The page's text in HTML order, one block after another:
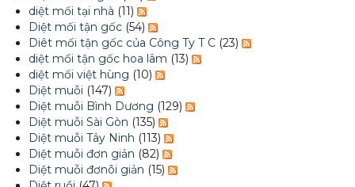
diệt mối tại nhà (11)
Diệt mối tận gốc (54)
Diêt mối tận gốc của Công Ty T C (23)
diệt mối tận gốc hoa lâm (13)
diệt mối việt hùng (10)
Diệt muỗi (147)
Diệt muỗi Bình Dương (129)
Diệt muỗi Sài Gòn (135)
Diệt muỗi Tây Ninh (113)
Diệt muỗi đơn giản (82)
Diệt muỗi đơnõi giản (15)